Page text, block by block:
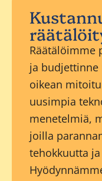
Räätälöimme
ja budjettinne
oikean
uusimpia
menetelmiä,
joilla
tehokkuutta